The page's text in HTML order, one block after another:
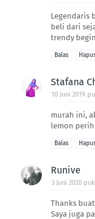
Legendaris
beli dari
trendy
Balas
Stafana
10 Juni 2019
murah ini,
lemon
Balas
Runive
3 Juni 2020
Thanks
Saya juga